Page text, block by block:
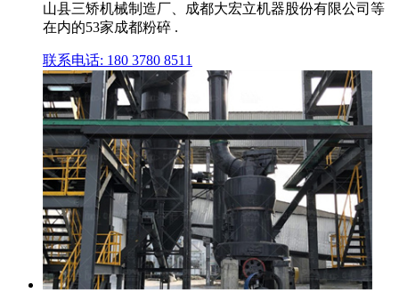
山县三矫机械制造厂、成都大宏立机器股份有限公司等
在内的53家成都粉碎 .
联系电话: 180 3780 8511